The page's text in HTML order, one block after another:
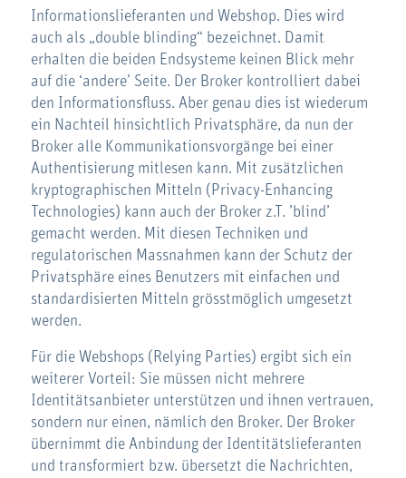
Informationslieferanten und Webshop. Dies wird
auch als „double blinding“ bezeichnet. Damit
erhalten die beiden Endsysteme keinen Blick mehr
auf die ‘andere’ Seite. Der Broker kontrolliert dabei
den Informationsfluss. Aber genau dies ist wiederum
ein Nachteil hinsichtlich Privatsphäre, da nun der
Broker alle Kommunikationsvorgänge bei einer
Authentisierung mitlesen kann. Mit zusätzlichen
kryptographischen Mitteln (Privacy-Enhancing
Technologies) kann auch der Broker z.T. ’blind’
gemacht werden. Mit diesen Techniken und
regulatorischen Massnahmen kann der Schutz der
Privatsphäre eines Benutzers mit einfachen und
standardisierten Mitteln grösstmöglich umgesetzt
werden.
Für die Webshops (Relying Parties) ergibt sich ein
weiterer Vorteil: Sie müssen nicht mehrere
Identitätsanbieter unterstützen und ihnen vertrauen,
sondern nur einen, nämlich den Broker. Der Broker
übernimmt die Anbindung der Identitätslieferanten
und transformiert bzw. übersetzt die Nachrichten,